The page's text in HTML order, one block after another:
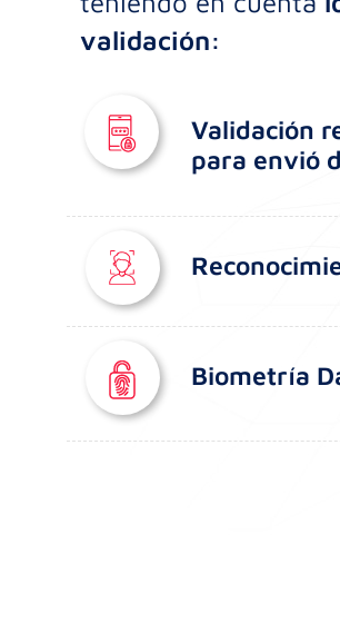
validación:
Validación
para envió
Biometría